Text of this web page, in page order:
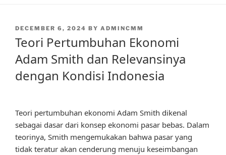
POSTED
DECEMBER 6, 2024 BY ADMINCMM
Teori Pertumbuhan Ekonomi
Adam Smith dan Relevansinya
dengan Kondisi Indonesia
Teori pertumbuhan ekonomi Adam Smith dikenal
sebagai dasar dari konsep ekonomi pasar bebas. Dalam
teorinya, Smith mengemukakan bahwa pasar yang
tidak teratur akan cenderung menuju keseimbangan